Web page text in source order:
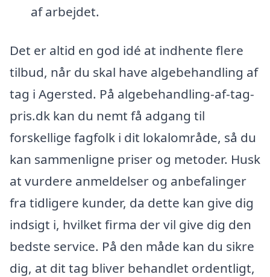
af arbejdet.
Det er altid en god idé at indhente flere
tilbud, når du skal have algebehandling af
tag i Agersted. På algebehandling-af-tag-
pris.dk kan du nemt få adgang til
forskellige fagfolk i dit lokalområde, så du
kan sammenligne priser og metoder. Husk
at vurdere anmeldelser og anbefalinger
fra tidligere kunder, da dette kan give dig
indsigt i, hvilket firma der vil give dig den
bedste service. På den måde kan du sikre
dig, at dit tag bliver behandlet ordentligt,